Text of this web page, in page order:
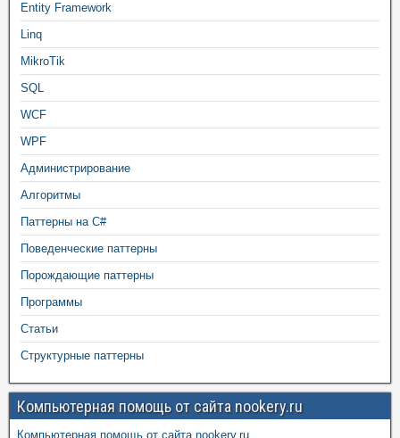
Entity Framework
Linq
MikroTik
SQL
WCF
WPF
Администрирование
Алгоритмы
Паттерны на C#
Поведенческие паттерны
Порождающие паттерны
Программы
Статьи
Структурные паттерны
Компьютерная помощь от сайта nookery.ru
Компьютерная помощь от сайта nookery.ru